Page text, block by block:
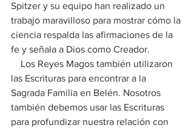
Spitzer y su equipo han realizado un
trabajo maravilloso para mostrar cómo la
ciencia respalda las afirmaciones de la
fe y señala a Dios como Creador.
las Escrituras para encontrar a la
Sagrada Familia en Belén. Nosotros
también debemos usar las Escrituras
para profundizar nuestra relación con